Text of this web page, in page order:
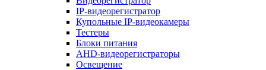
IP-видеорегистратор
Купольные IP-видеокамеры
Тестеры
Блоки питания
AHD-видеорегистраторы
Освещение